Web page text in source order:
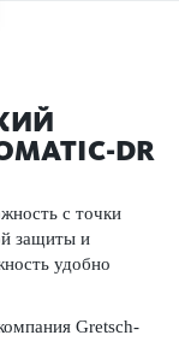
DR
с точки
защиты и
удобно
Gretsch-